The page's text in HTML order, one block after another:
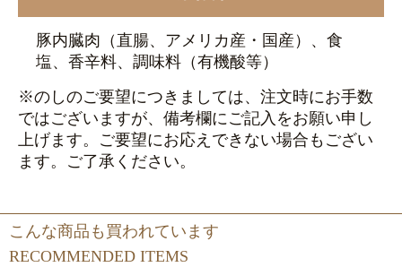
豚内臓肉（直腸、アメリカ産・国産）、食
塩、香辛料、調味料（有機酸等）
※のしのご要望につきましては、注文時にお手数
ではございますが、備考欄にご記入をお願い申し
上げます。ご要望にお応えできない場合もござい
ます。ご了承ください。
RECOMMENDED ITEMS
こんな商品も買われています